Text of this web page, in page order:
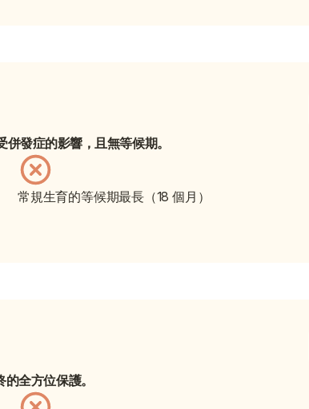
發症的影響，且無等候期。
常規生育的等候期最長（18 個月）
全方位保護。